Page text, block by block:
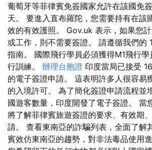
葡萄牙等菲律賓免簽國家允許在該國免
天。 要進入直布羅陀，您需要持有在該
效的有效護照。 Gov.uk 表示，如果您
或工作，則不需要簽證。 請遵循我們的
指南。 國際飛行學員必須獲得M1飛行
行訓練。 辦理台胞證 印度當局已接受
的電子簽證申請。 這表明許多人很容易
的入境許可。 為了簡化簽證申請流程並
國遊客數量，印度開發了電子簽證。 當
將了解菲律賓旅遊簽證的要求、有效期
請。 查看東南亞的詐騙列表，全面了解
賓效仿東南亞的趨勢，對非法毒品使用